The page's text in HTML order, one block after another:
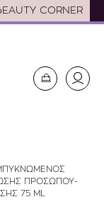
CORNER
ΠΡΟΣΩΠΟΥ-
75 ML